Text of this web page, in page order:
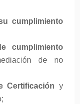
cumplimiento
cumplimiento
de no
Certificación y